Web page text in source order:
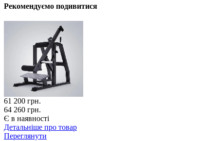
Рекомендуємо подивитися
61 200 грн.
64 260 грн.
Є в наявності
Детальніше про товар
Переглянути